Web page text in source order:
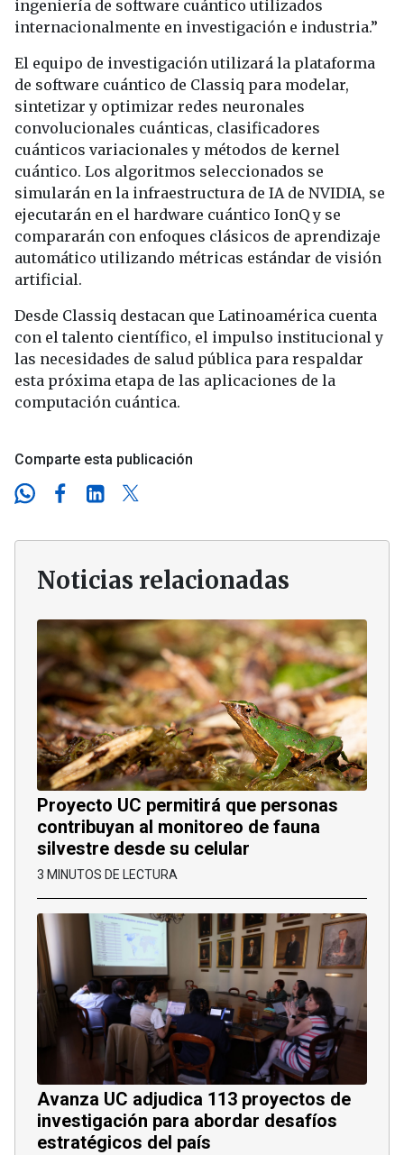
ingeniería de software cuántico utilizados
internacionalmente en investigación e industria.”
El equipo de investigación utilizará la plataforma
de software cuántico de Classiq para modelar,
sintetizar y optimizar redes neuronales
convolucionales cuánticas, clasificadores
cuánticos variacionales y métodos de kernel
cuántico. Los algoritmos seleccionados se
simularán en la infraestructura de IA de NVIDIA, se
ejecutarán en el hardware cuántico IonQ y se
compararán con enfoques clásicos de aprendizaje
automático utilizando métricas estándar de visión
artificial.
Desde Classiq destacan que Latinoamérica cuenta
con el talento científico, el impulso institucional y
las necesidades de salud pública para respaldar
esta próxima etapa de las aplicaciones de la
computación cuántica.
Comparte esta publicación
Noticias relacionadas
Proyecto UC permitirá que personas
contribuyan al monitoreo de fauna
silvestre desde su celular
3 MINUTOS DE LECTURA
Avanza UC adjudica 113 proyectos de
investigación para abordar desafíos
estratégicos del país